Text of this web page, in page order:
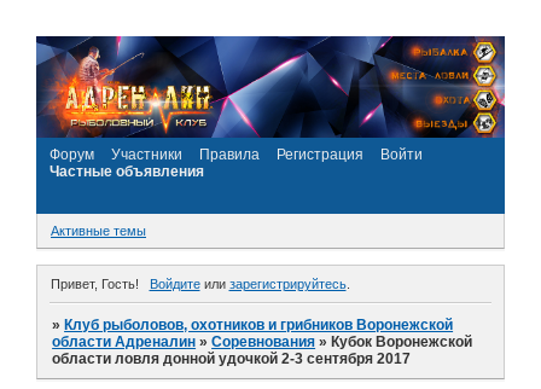
Форум Участники Правила Регистрация
Войти
Частные объявления
Активные темы
Привет, Гость! Войдитеили зарегистрируйтесь.
»Клуб рыболовов, охотников и грибников Воронежской
области Адреналин »Соревнования »Кубок Воронежской
области ловля донной удочкой 2-3 сентября 2017